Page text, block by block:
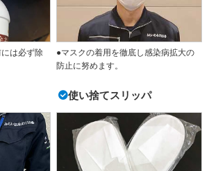
は必ず除
●マスクの着用を徹底し感染病拡大の
防止に努めます。
使い捨てスリッパ